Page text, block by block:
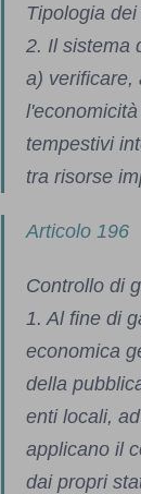
Tipologia
2. Il sistema
a) verificare,
tempestivi
tra risorse
Articolo 196
Controllo di
1. Al fine di
economica
della
enti locali,
applicano il
dai propri